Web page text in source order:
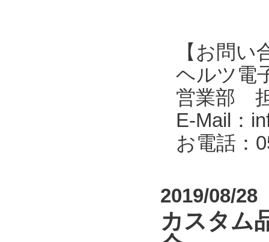
【お問い
ヘルツ電
営業部
E-Mail：
お電話：
2019/08/28
カスタム